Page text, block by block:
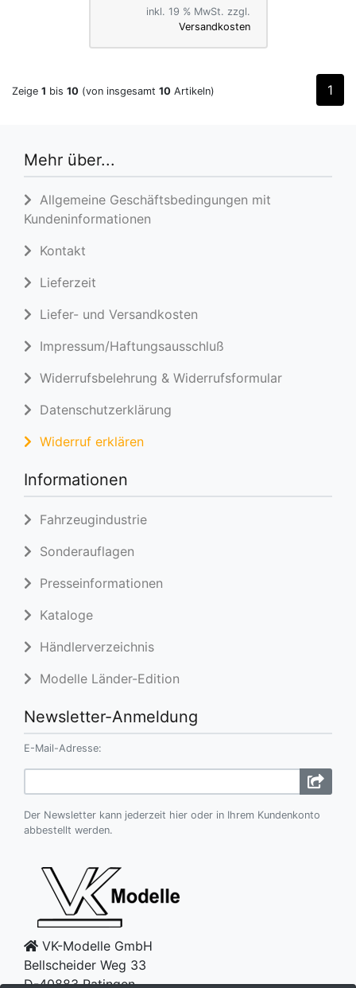
inkl. 19 % MwSt. zzgl.
Versandkosten
Zeige 1 bis 10 (von insgesamt 10 Artikeln) 1
Mehr über...
Allgemeine Geschäftsbedingungen mit
Kundeninformationen
Kontakt
Lieferzeit
Liefer- und Versandkosten
Impressum/Haftungsausschluß
Widerrufsbelehrung & Widerrufsformular
Datenschutzerklärung
Widerruf erklären
Informationen
Fahrzeugindustrie
Sonderauflagen
Presseinformationen
Kataloge
Händlerverzeichnis
Modelle Länder-Edition
Newsletter-Anmeldung
E-Mail-Adresse:
Der Newsletter kann jederzeit hier oder in Ihrem Kundenkonto
abbestellt werden.
VK-Modelle GmbH
Bellscheider Weg 33
D-40883 Ratingen